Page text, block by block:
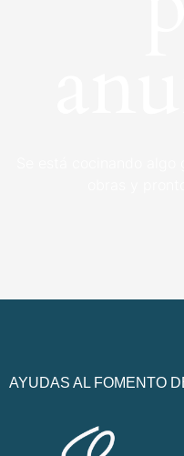
AYUDAS AL FOMENTO